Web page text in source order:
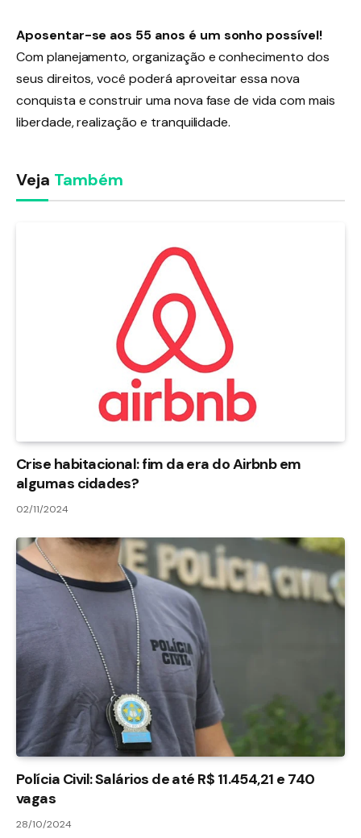
Aposentar-se aos 55 anos é um sonho possível!
Com planejamento, organização e conhecimento dos
seus direitos, você poderá aproveitar essa nova
conquista e construir uma nova fase de vida com mais
liberdade, realização e tranquilidade.
Veja Também
Crise habitacional: fim da era do Airbnb em
algumas cidades?
02/11/2024
Polícia Civil: Salários de até R$ 11.454,21 e 740
vagas
28/10/2024